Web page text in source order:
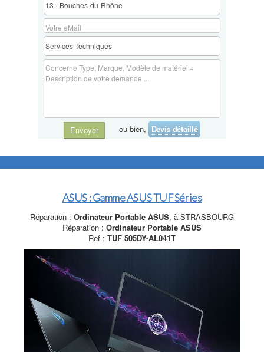
Envoyer ou bien, Devis détaillé
ASUS : Gamme ASUS TUF Séries
Réparation : Ordinateur Portable ASUS, à STRASBOURG
Réparation : Ordinateur Portable ASUS
Ref : TUF 505DY-AL041T